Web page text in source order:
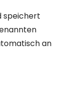
speichert
an